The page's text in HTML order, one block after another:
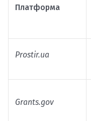
Платформа
Prostir.ua
Grants.gov